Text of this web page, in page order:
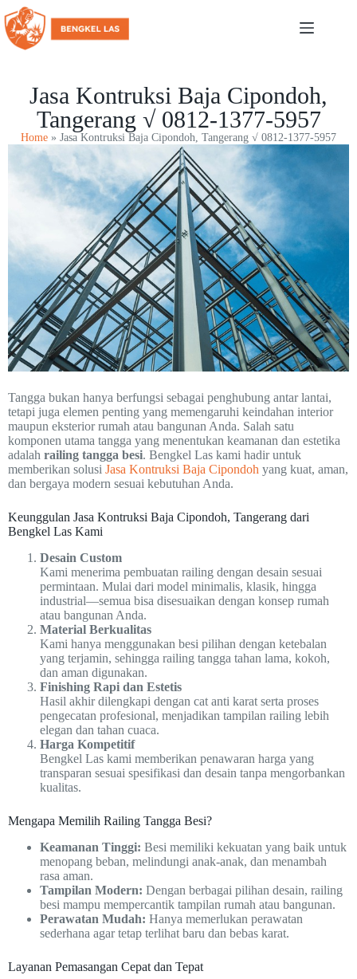
Jasa Kontruksi Baja Cipondoh,
Tangerang √ 0812-1377-5957
Home » Jasa Kontruksi Baja Cipondoh, Tangerang √ 0812-1377-5957
Tangga bukan hanya berfungsi sebagai penghubung antar lantai,
tetapi juga elemen penting yang memengaruhi keindahan interior
maupun eksterior rumah atau bangunan Anda. Salah satu
komponen utama tangga yang menentukan keamanan dan estetika
adalah railing tangga besi. Bengkel Las kami hadir untuk
memberikan solusi Jasa Kontruksi Baja Cipondoh yang kuat, aman,
dan bergaya modern sesuai kebutuhan Anda.
Keunggulan Jasa Kontruksi Baja Cipondoh, Tangerang dari
Bengkel Las Kami
Desain Custom
Kami menerima pembuatan railing dengan desain sesuai
permintaan. Mulai dari model minimalis, klasik, hingga
industrial—semua bisa disesuaikan dengan konsep rumah
atau bangunan Anda.
Material Berkualitas
Kami hanya menggunakan besi pilihan dengan ketebalan
yang terjamin, sehingga railing tangga tahan lama, kokoh,
dan aman digunakan.
Finishing Rapi dan Estetis
Hasil akhir dilengkapi dengan cat anti karat serta proses
pengecatan profesional, menjadikan tampilan railing lebih
elegan dan tahan cuaca.
Harga Kompetitif
Bengkel Las kami memberikan penawaran harga yang
transparan sesuai spesifikasi dan desain tanpa mengorbankan
kualitas.
Mengapa Memilih Railing Tangga Besi?
Keamanan Tinggi: Besi memiliki kekuatan yang baik untuk
menopang beban, melindungi anak-anak, dan menambah
rasa aman.
Tampilan Modern: Dengan berbagai pilihan desain, railing
besi mampu mempercantik tampilan rumah atau bangunan.
Perawatan Mudah: Hanya memerlukan perawatan
sederhana agar tetap terlihat baru dan bebas karat.
Layanan Pemasangan Cepat dan Tepat